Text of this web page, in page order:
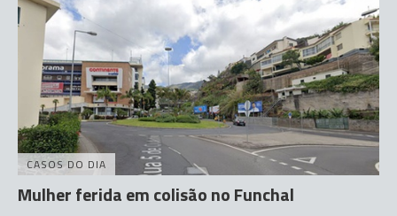
CASOS DO DIA
Mulher ferida em colisão no Funchal